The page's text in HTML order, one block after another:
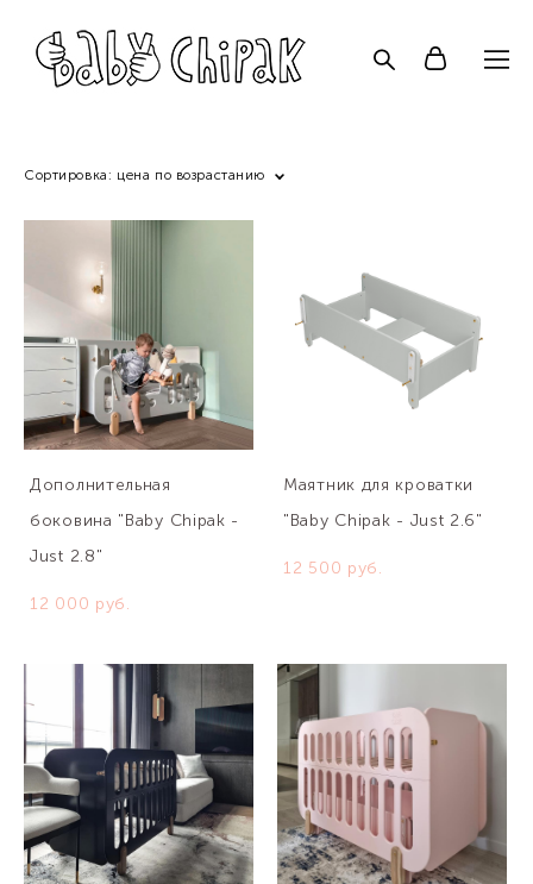
Сортировка: цена по возрастанию
Дополнительная
боковина "Baby Chipak -
Just 2.8"
12 000 pуб.
Маятник для кроватки
"Baby Chipak - Just 2.6"
12 500 pуб.